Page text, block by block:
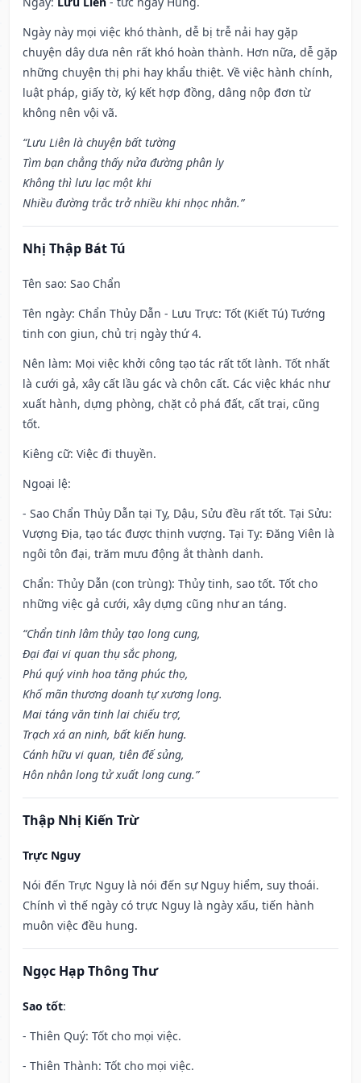
Ngày này mọi việc khó thành, dễ bị trễ nải hay gặp
chuyện dây dưa nên rất khó hoàn thành. Hơn nữa, dễ gặp
những chuyện thị phi hay khẩu thiệt. Về việc hành chính,
luật pháp, giấy tờ, ký kết hợp đồng, dâng nộp đơn từ
không nên vội vã.
“Lưu Liên là chuyện bất tường
Tìm bạn chẳng thấy nửa đường phân ly
Không thì lưu lạc một khi
Nhiều đường trắc trở nhiều khi nhọc nhằn.”
Nhị Thập Bát Tú
Tên sao: Sao Chẩn
Tên ngày: Chẩn Thủy Dẫn - Lưu Trực: Tốt (Kiết Tú) Tướng
tinh con giun, chủ trị ngày thứ 4.
Nên làm: Mọi việc khởi công tạo tác rất tốt lành. Tốt nhất
là cưới gả, xây cất lầu gác và chôn cất. Các việc khác như
xuất hành, dựng phòng, chặt cỏ phá đất, cất trại, cũng
tốt.
Kiêng cữ: Việc đi thuyền.
Ngoại lệ:
- Sao Chẩn Thủy Dẫn tại Tỵ, Dậu, Sửu đều rất tốt. Tại Sửu:
Vượng Địa, tạo tác được thịnh vượng. Tại Tỵ: Đăng Viên là
ngôi tôn đại, trăm mưu động ắt thành danh.
Chẩn: Thủy Dẫn (con trùng): Thủy tinh, sao tốt. Tốt cho
những việc gả cưới, xây dựng cũng như an táng.
“Chẩn tinh lâm thủy tạo long cung,
Đại đại vi quan thụ sắc phong,
Phú quý vinh hoa tăng phúc thọ,
Khố mãn thương doanh tự xương long.
Mai táng văn tinh lai chiếu trợ,
Trạch xá an ninh, bất kiến hung.
Cánh hữu vi quan, tiên đế sủng,
Hôn nhân long tử xuất long cung.”
Thập Nhị Kiến Trừ
Trực Nguy
Nói đến Trực Nguy là nói đến sự Nguy hiểm, suy thoái.
Chính vì thế ngày có trực Nguy là ngày xấu, tiến hành
muôn việc đều hung.
Ngọc Hạp Thông Thư
Sao tốt:
- Thiên Quý: Tốt cho mọi việc.
- Thiên Thành: Tốt cho mọi việc.